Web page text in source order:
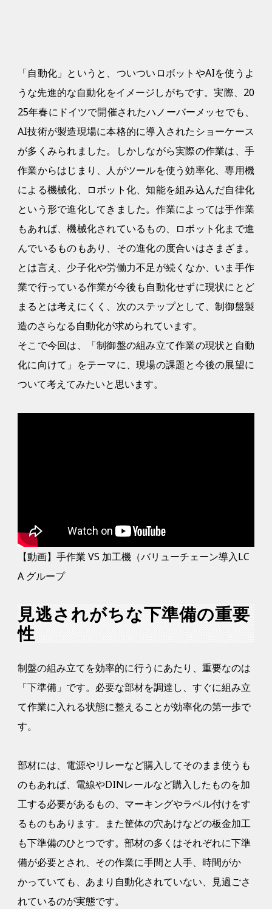
「自動化」というと、ついついロボットやAIを使うよ
うな先進的な自動化をイメージしがちです。実際、20
25年春にドイツで開催されたハノーバーメッセでも、
AI技術が製造現場に本格的に導入されたショーケース
が多くみられました。しかしながら実際の作業は、手
作業からはじまり、人がツールを使う効率化、専用機
による機械化、ロボット化、知能を組み込んだ自律化
という形で進化してきました。作業によっては手作業
もあれば、機械化されているもの、ロボット化まで進
んでいるものもあり、その進化の度合いはさまざま。
とは言え、少子化や労働力不足が続くなか、いま手作
業で行っている作業が今後も自動化せずに現状にとど
まるとは考えにくく、次のステップとして、制御盤製
造のさらなる自動化が求められています。
そこで今回は、「制御盤の組み立て作業の現状と自動
化に向けて」をテーマに、現場の課題と今後の展望に
ついて考えてみたいと思います。
【動画】手作業 VS 加工機（バリューチェーン導入LC
A グループ
見逃されがちな下準備の重要
性
制盤の組み立てを効率的に行うにあたり、重要なのは
「下準備」です。必要な部材を調達し、すぐに組み立
て作業に入れる状態に整えることが効率化の第一歩で
す。
部材には、電源やリレーなど購入してそのまま使うも
のもあれば、電線やDINレールなど購入したものを加
工する必要があるもの、マーキングやラベル付けをす
るものもあります。また筐体の穴あけなどの板金加工
も下準備のひとつです。部材の多くはそれぞれに下準
備が必要とされ、その作業に手間と人手、時間がか
かっていても、あまり自動化されていない、見過ごさ
れているのが実態です。